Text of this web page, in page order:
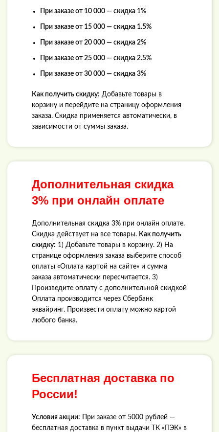
При заказе от 10 000 — скидка 1%
При заказе от 15 000 — скидка 1.5%
При заказе от 20 000 — скидка 2%
При заказе от 25 000 — скидка 2.5%
При заказе от 30 000 — скидка 3%
Как получить скидку: Добавьте товары в
корзину и перейдите на страницу оформления
заказа. Скидка применяется автоматически, в
зависимости от суммы заказа.
Дополнительная скидка
3% при онлайн оплате
Дополнительная скидка 3% при онлайн оплате.
Скидка действует на все товары. Как получить
скидку: 1) Добавьте товары в корзину. 2) На
странице оформления заказа выберите способ
оплаты «Оплата картой на сайте» и сумма
заказа автоматически пересчитается. 3)
Произведите оплату с дополнительной скидкой
Оплата производится через Сбербанк
эквайринг. Произвести оплату можно картой
любого банка.
Бесплатная доставка по
России!
Условия акции: При заказе от 5000 рублей —
бесплатная доставка в пункт выдачи ТК «ПЭК» в